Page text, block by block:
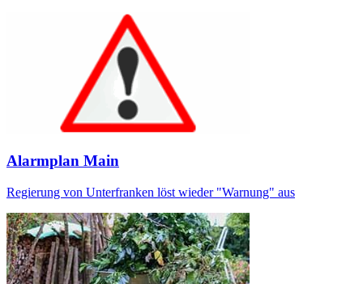
Alarmplan Main
Regierung von Unterfranken löst wieder "Warnung" aus